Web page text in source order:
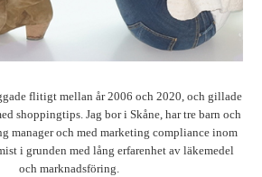
flitigt mellan år 2006 och 2020, och gillade
shoppingtips. Jag bor i Skåne, har tre barn och
manager och med marketing compliance inom
i grunden med lång erfarenhet av läkemedel
och marknadsföring.